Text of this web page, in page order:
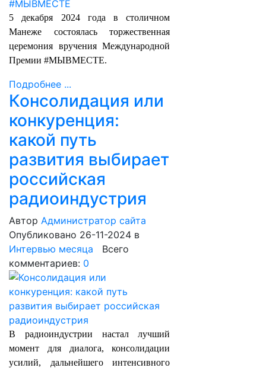
5 декабря 2024 года в столичном
Манеже состоялась торжественная
церемония вручения Международной
Премии #МЫВМЕСТЕ.
Подробнее ...
Консолидация или
конкуренция:
какой путь
развития выбирает
российская
радиоиндустрия
Автор Администратор сайта
Опубликовано 26-11-2024 в
Интервью месяца Всего
комментариев: 0
В радиоиндустрии настал лучший
момент для диалога, консолидации
усилий, дальнейшего интенсивного